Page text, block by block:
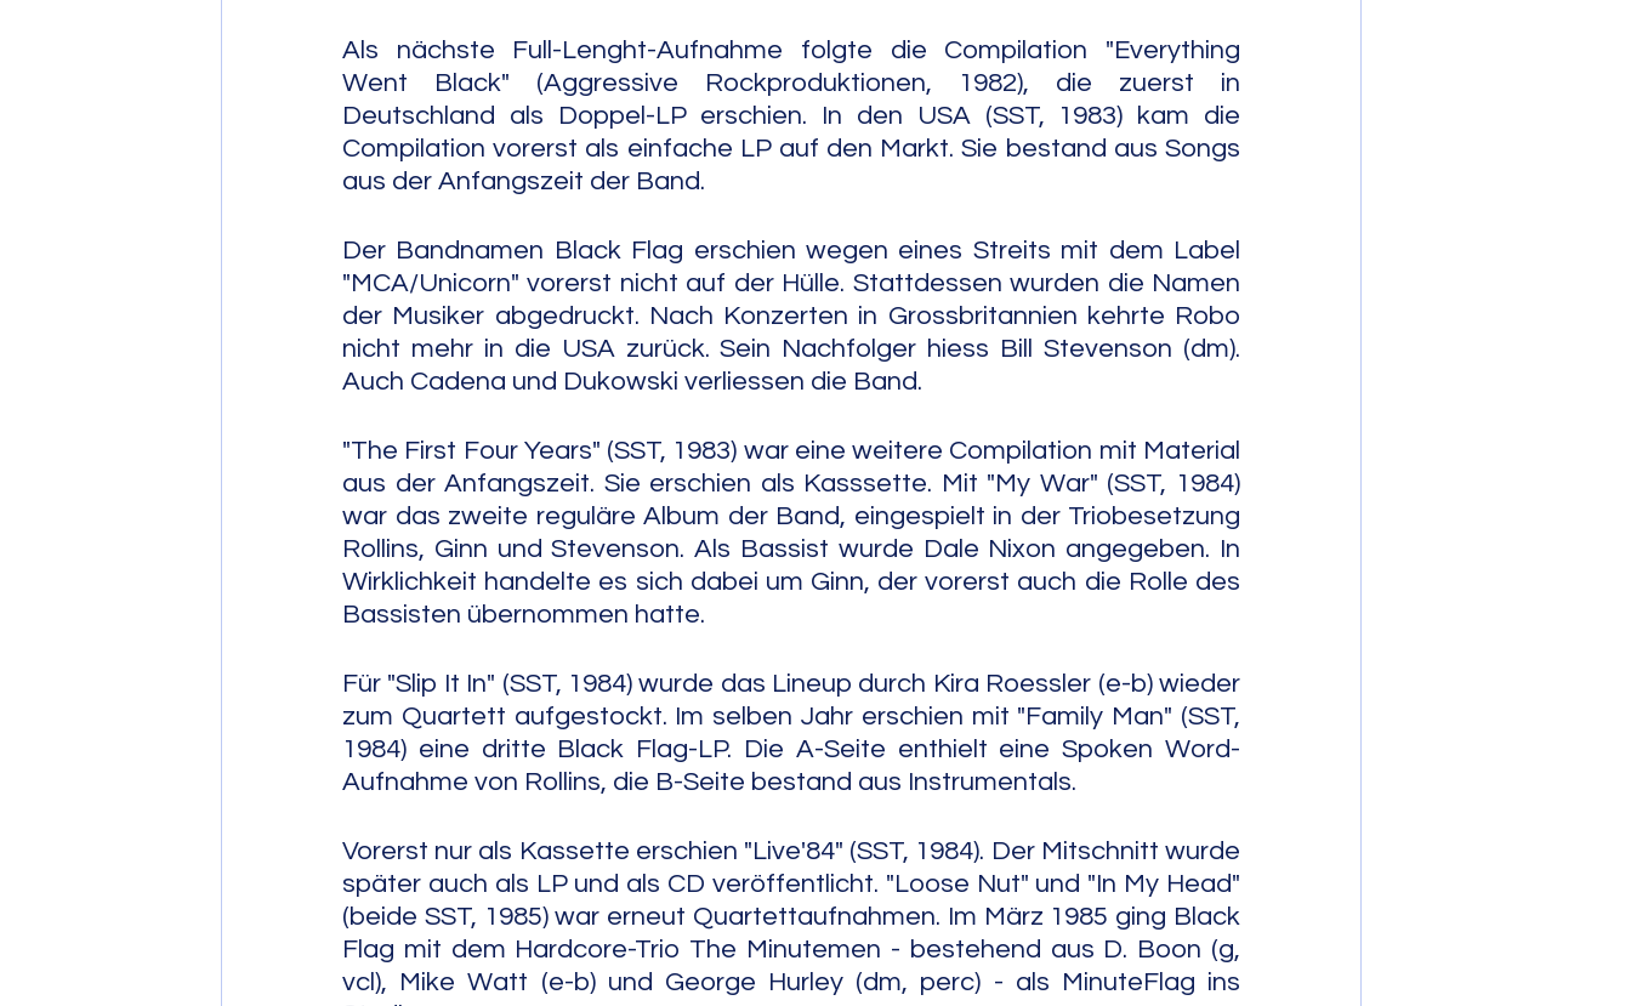
Als nächste Full-Lenght-Aufnahme folgte die Compilation "Everything
Went Black" (Aggressive Rockproduktionen, 1982), die zuerst in
Deutschland als Doppel-LP erschien. In den USA (SST, 1983) kam die
Compilation vorerst als einfache LP auf den Markt. Sie bestand aus Songs
aus der Anfangszeit der Band.
Der Bandnamen Black Flag erschien wegen eines Streits mit dem Label
"MCA/Unicorn" vorerst nicht auf der Hülle. Stattdessen wurden die Namen
der Musiker abgedruckt. Nach Konzerten in Grossbritannien kehrte Robo
nicht mehr in die USA zurück. Sein Nachfolger hiess Bill Stevenson (dm).
Auch Cadena und Dukowski verliessen die Band.
"The First Four Years" (SST, 1983) war eine weitere Compilation mit Material
aus der Anfangszeit. Sie erschien als Kasssette. Mit "My War" (SST, 1984)
war das zweite reguläre Album der Band, eingespielt in der Triobesetzung
Rollins, Ginn und Stevenson. Als Bassist wurde Dale Nixon angegeben. In
Wirklichkeit handelte es sich dabei um Ginn, der vorerst auch die Rolle des
Bassisten übernommen hatte.
Für "Slip It In" (SST, 1984) wurde das Lineup durch Kira Roessler (e-b) wieder
zum Quartett aufgestockt. Im selben Jahr erschien mit "Family Man" (SST,
1984) eine dritte Black Flag-LP. Die A-Seite enthielt eine Spoken Word-
Aufnahme von Rollins, die B-Seite bestand aus Instrumentals.
Vorerst nur als Kassette erschien "Live'84" (SST, 1984). Der Mitschnitt wurde
später auch als LP und als CD veröffentlicht. "Loose Nut" und "In My Head"
(beide SST, 1985) war erneut Quartettaufnahmen. Im März 1985 ging Black
Flag mit dem Hardcore-Trio The Minutemen - bestehend aus D. Boon (g,
vcl), Mike Watt (e-b) und George Hurley (dm, perc) - als MinuteFlag ins